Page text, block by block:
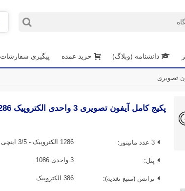
دانشنامه (وبلاگ) خرید عمده پیگیری سفارشات
پکیج کامل آیفون تصویری 3 واحدی الکتروپیک 1286-V2 (جدید)
3 عدد مانیتور: 1286 الکتروپیک - 3/5 اینچی
پنل: 3 واحدی 1086
ترانس (منبع تغذیه): 386 الکتروپیک